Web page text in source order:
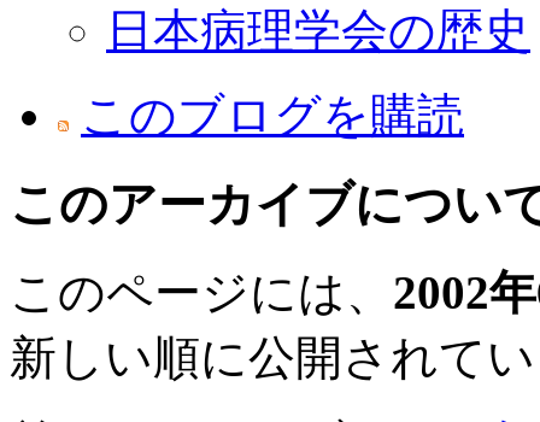
日本病理学会の歴史
このブログを購読
このアーカイブについ
このページには、 2002
新しい順に公開されて